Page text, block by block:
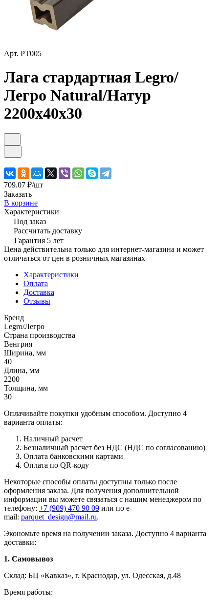
Арт. PT005
Лага стардартная Legro/
Легро Natural/Натур
2200х40х30
709.07 ₽/шт
Заказать
В корзине
Характеристики
Под заказ
Рассчитать доставку
Гарантия 5 лет
Цена действительна только для интернет-магазина и может
отличаться от цен в розничных магазинах
Характеристики
Оплата
Доставка
Отзывы
Бренд
Legro/Легро
Страна производства
Венгрия
Ширина, мм
40
Длина, мм
2200
Толщина, мм
30
Оплачивайте покупки удобным способом. Доступно 4
варианта оплаты:
Наличный расчет
Безналичный расчет без НДС (НДС по согласованию)
Оплата банковскими картами
Оплата по QR-коду
Некоторые способы оплаты доступны только после
оформления заказа. Для получения дополнительной
информации вы можете связаться с нашим менеджером по
телефону: +7 (909) 470 90 09 или по e-
mail: parquet_design@mail.ru.
Экономьте время на получении заказа. Доступно 4 варианта
доставки:
1. Самовывоз
Склад: БЦ «Кавказ», г. Краснодар, ул. Одесская, д.48
Время работы: